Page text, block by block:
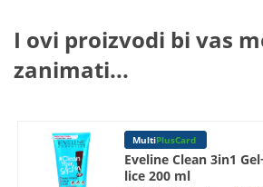
I ovi proizvodi bi vas
zanimati...
MultiPlusCard
Eveline Clean 3in1
lice 200 ml